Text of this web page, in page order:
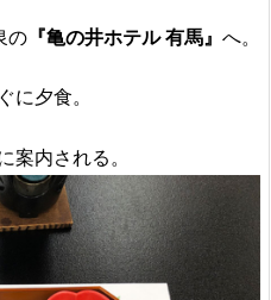
の 『亀の井ホテル 有馬』 へ。
に夕食。
案内される。